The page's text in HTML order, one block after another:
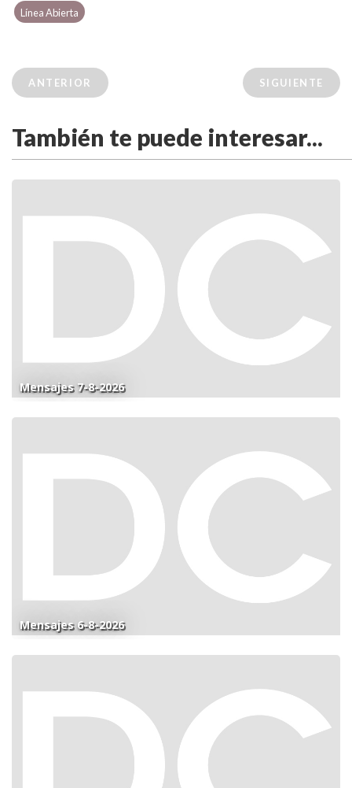
Línea Abierta
ANTERIOR SIGUIENTE
También te puede interesar...
Mensajes 7-8-2026
Mensajes 6-8-2026